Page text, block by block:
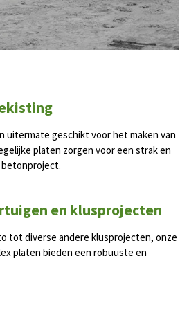
uitermate geschikt voor het maken van
platen zorgen voor een strak en
betonproject.
en klusprojecten
tot diverse andere klusprojecten, onze
platen bieden een robuuste en